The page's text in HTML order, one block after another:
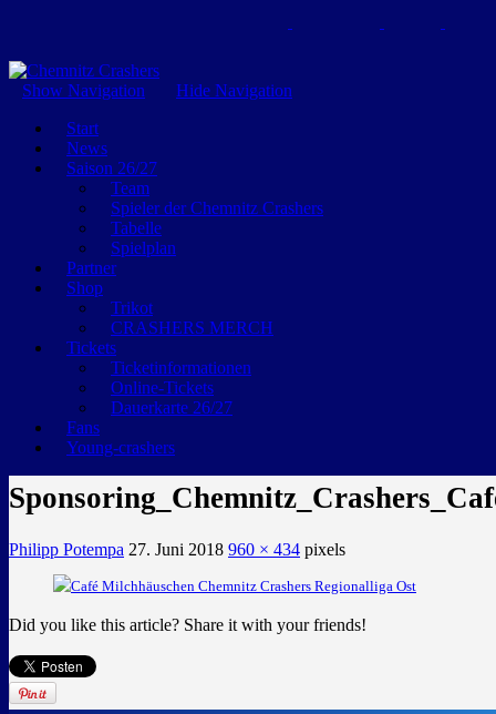
GEMEINSAM EINE LEIDENSCHAFT
Show Navigation
Hide Navigation
Start
News
Saison 26/27
Team
Spieler der Chemnitz Crashers
Tabelle
Spielplan
Partner
Shop
Trikot
CRASHERS MERCH
Tickets
Ticketinformationen
Online-Tickets
Dauerkarte 26/27
Fans
Young-crashers
Philipp Potempa 27. Juni 2018 960 × 434 pixels
Did you like this article? Share it with your friends!